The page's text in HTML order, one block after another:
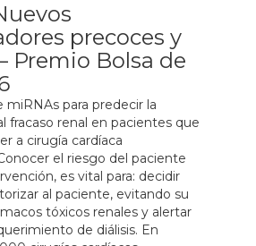
precoces y
Premio Bolsa de
miRNAs para predecir la
fracaso renal en pacientes que
a cirugía cardíaca
el riesgo del paciente
es vital para: decidir
al paciente, evitando su
tóxicos renales y alertar
de diálisis. En